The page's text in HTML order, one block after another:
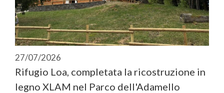
27/07/2026
Rifugio Loa, completata la ricostruzione in
legno XLAM nel Parco dell'Adamello